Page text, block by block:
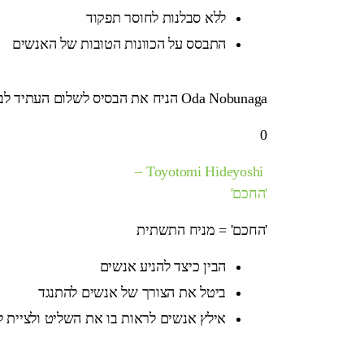
ללא סבלנות לחוסר תפקוד
התבסס על הכוונות הטובות של האנשים
Oda Nobunaga הניח את הבסיס לשלום העתיד לבוא
0
Toyotomi Hideyoshi –
'החכם'
'החכם' = מניח התשתית
הבין כיצד להניע אנשים
ביטל את הצורך של אנשים להתנגד
אילץ אנשים לראות בו את השליט ולציית